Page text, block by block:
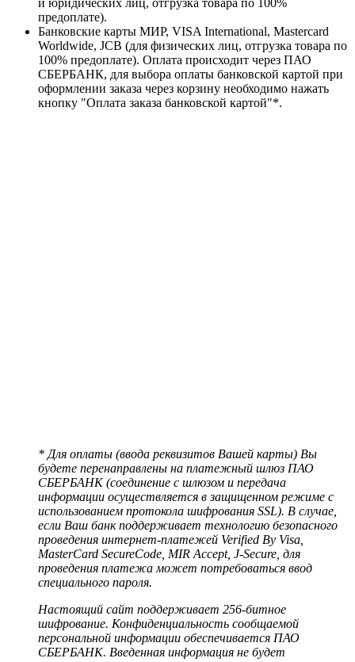
и юридических лиц, отгрузка товара по 100%
предоплате).
Банковские карты МИР, VISA International, Mastercard
Worldwide, JCB (для физических лиц, отгрузка товара по
100% предоплате). Оплата происходит через ПАО
СБЕРБАНК, для выбора оплаты банковской картой при
оформлении заказа через корзину необходимо нажать
кнопку "Оплата заказа банковской картой"*.
* Для оплаты (ввода реквизитов Вашей карты) Вы
будете перенаправлены на платежный шлюз ПАО
СБЕРБАНК (соединение с шлюзом и передача
информации осуществляется в защищенном режиме с
использованием протокола шифрования SSL). В случае,
если Ваш банк поддерживает технологию безопасного
проведения интернет-платежей Verified By Visa,
MasterCard SecureCode, MIR Accept, J-Secure, для
проведения платежа может потребоваться ввод
специального пароля.
Настоящий сайт поддерживает 256-битное
шифрование. Конфиденциальность сообщаемой
персональной информации обеспечивается ПАО
СБЕРБАНК. Введенная информация не будет